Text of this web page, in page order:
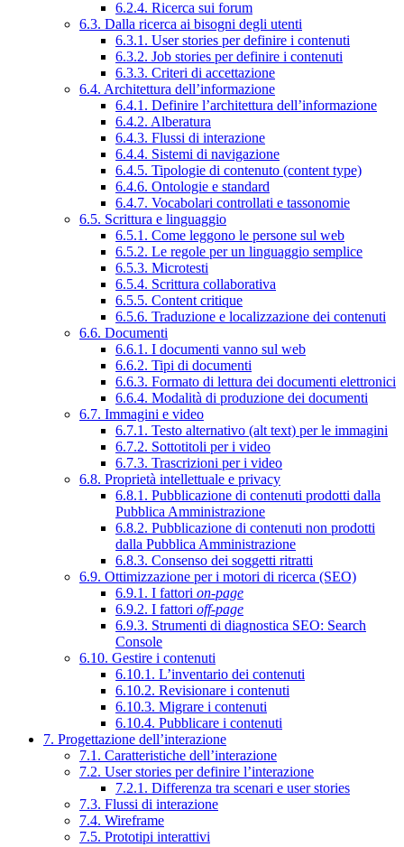
6.2.4. Ricerca sui forum
6.3. Dalla ricerca ai bisogni degli utenti
6.3.1. User stories per definire i contenuti
6.3.2. Job stories per definire i contenuti
6.3.3. Criteri di accettazione
6.4. Architettura dell’informazione
6.4.1. Definire l’architettura dell’informazione
6.4.2. Alberatura
6.4.3. Flussi di interazione
6.4.4. Sistemi di navigazione
6.4.5. Tipologie di contenuto (content type)
6.4.6. Ontologie e standard
6.4.7. Vocabolari controllati e tassonomie
6.5. Scrittura e linguaggio
6.5.1. Come leggono le persone sul web
6.5.2. Le regole per un linguaggio semplice
6.5.3. Microtesti
6.5.4. Scrittura collaborativa
6.5.5. Content critique
6.5.6. Traduzione e localizzazione dei contenuti
6.6. Documenti
6.6.1. I documenti vanno sul web
6.6.2. Tipi di documenti
6.6.3. Formato di lettura dei documenti elettronici
6.6.4. Modalità di produzione dei documenti
6.7. Immagini e video
6.7.1. Testo alternativo (alt text) per le immagini
6.7.2. Sottotitoli per i video
6.7.3. Trascrizioni per i video
6.8. Proprietà intellettuale e privacy
6.8.1. Pubblicazione di contenuti prodotti dalla
Pubblica Amministrazione
6.8.2. Pubblicazione di contenuti non prodotti
dalla Pubblica Amministrazione
6.8.3. Consenso dei soggetti ritratti
6.9. Ottimizzazione per i motori di ricerca (SEO)
6.9.1. I fattori on-page
6.9.2. I fattori off-page
6.9.3. Strumenti di diagnostica SEO: Search
Console
6.10. Gestire i contenuti
6.10.1. L’inventario dei contenuti
6.10.2. Revisionare i contenuti
6.10.3. Migrare i contenuti
6.10.4. Pubblicare i contenuti
7. Progettazione dell’interazione
7.1. Caratteristiche dell’interazione
7.2. User stories per definire l’interazione
7.2.1. Differenza tra scenari e user stories
7.3. Flussi di interazione
7.4. Wireframe
7.5. Prototipi interattivi